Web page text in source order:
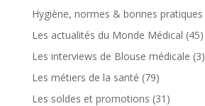
Hygiène, normes & bonnes pratiques
Les actualités du Monde Médical (45)
Les interviews de Blouse médicale (3)
Les métiers de la santé (79)
Les soldes et promotions (31)